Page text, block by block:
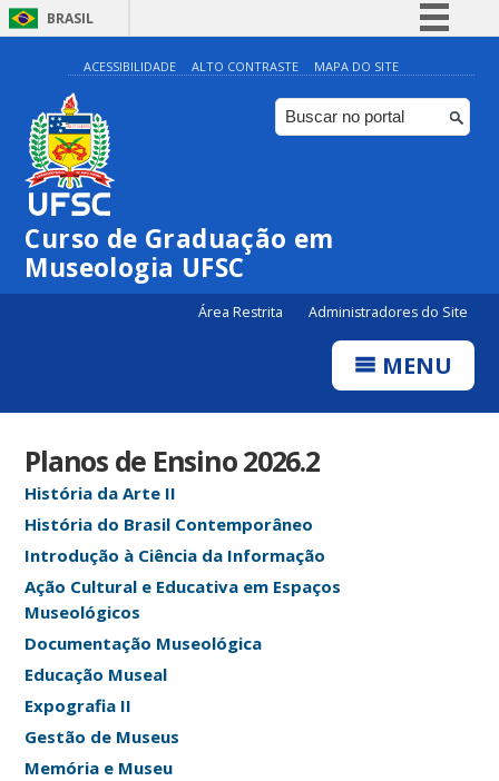
BRASIL
Simplifique!
Comunica BR
Participe
ACESSIBILIDADE ALTO CONTRASTE MAPA DO SITE
Curso de Graduação em
Museologia UFSC
Área Restrita Administradores do Site
MENU
Planos de Ensino 2026.2
História da Arte II
História do Brasil Contemporâneo
Introdução à Ciência da Informação
Ação Cultural e Educativa em Espaços
Museológicos
Documentação Museológica
Educação Museal
Expografia II
Gestão de Museus
Memória e Museu